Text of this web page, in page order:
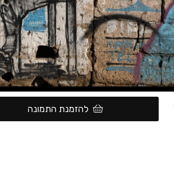
להזמנת התמונה